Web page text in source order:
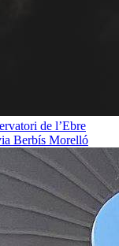
de l’Ebre
Berbís Morelló